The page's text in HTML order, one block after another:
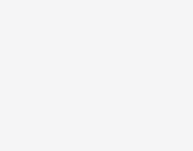
名>@<系统域名